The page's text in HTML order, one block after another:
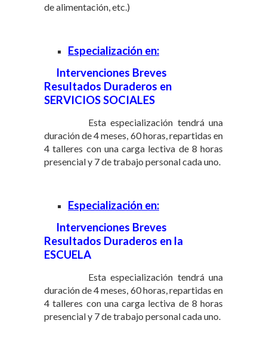
de alimentación, etc.)
Especialización en:
Intervenciones Breves
Resultados Duraderos en
SERVICIOS SOCIALES
Esta especialización tendrá una
duración de 4 meses, 60 horas, repartidas en
4 talleres con una carga lectiva de 8 horas
presencial y 7 de trabajo personal cada uno.
Especialización en:
Intervenciones Breves
Resultados Duraderos en la
ESCUELA
Esta especialización tendrá una
duración de 4 meses, 60 horas, repartidas en
4 talleres con una carga lectiva de 8 horas
presencial y 7 de trabajo personal cada uno.